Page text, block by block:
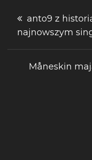
Nawigacja
wpisu
anto9 z
najnowszym
Måneskin